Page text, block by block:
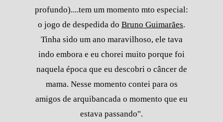
profundo)....tem um momento mto especial:
o jogo de despedida do Bruno Guimarães.
Tinha sido um ano maravilhoso, ele tava
indo embora e eu chorei muito porque foi
naquela época que eu descobri o câncer de
mama. Nesse momento contei para os
amigos de arquibancada o momento que eu
estava passando".